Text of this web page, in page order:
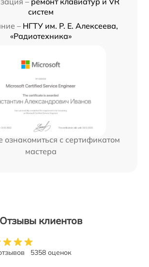
систем
– НГТУ им. Р. Е. Алексеева,
«Радиотехника»
ознакомиться с сертификатом
мастера
Отзывы клиентов
5358 оценок